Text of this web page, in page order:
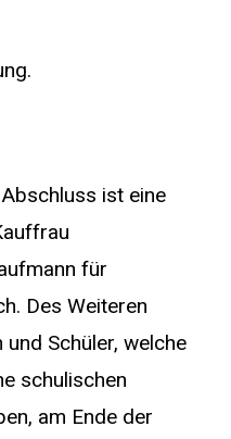
ist eine
für
Des Weiteren
und Schüler, welche
schulischen
am Ende der